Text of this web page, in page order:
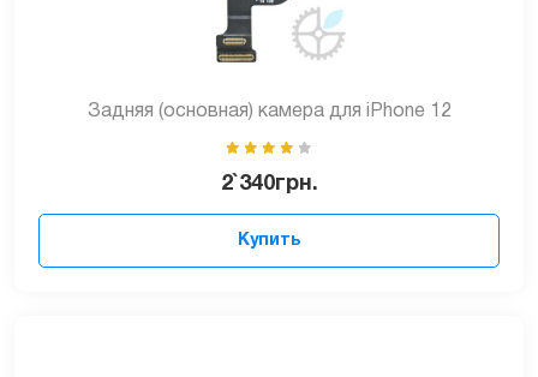
Задняя (основная) камера для iPhone 12
2`340грн.
Купить